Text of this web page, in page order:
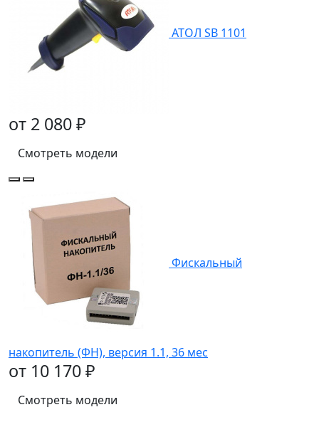
АТОЛ SB 1101
от 2 080 ₽
Смотреть модели
Фискальный
накопитель (ФН), версия 1.1, 36 мес
от 10 170 ₽
Смотреть модели